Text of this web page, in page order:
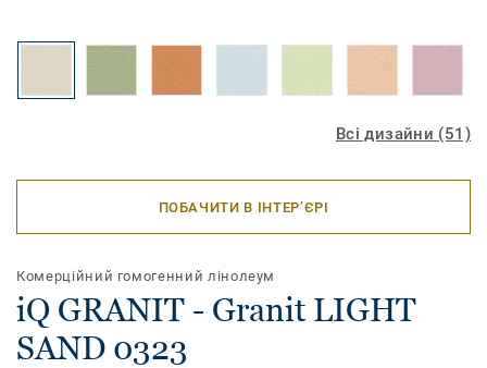
Всі дизайни (51)
ПОБАЧИТИ В ІНТЕР’ЄРІ
Комерційний гомогенний лінолеум
iQ GRANIT - Granit LIGHT
SAND 0323